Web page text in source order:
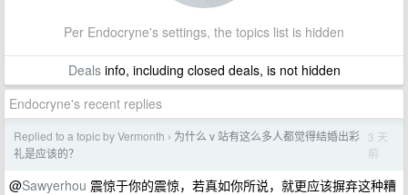
Per Endocryne's settings, the topics list is hidden
Dealsinfo, including closed deals, is not hidden
Endocryne's recent replies
Replied to a topic by Vermonth › 为什么 v 站有这么多人都觉得结婚出彩
礼是应该的？
3 天
前
@Sawyerhou 震惊于你的震惊，若真如你所说，就更应该摒弃这种糟